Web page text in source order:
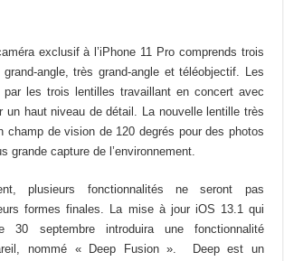
exclusif à l’iPhone 11 Pro comprends trois
angle, très grand-angle et téléobjectif. Les
les trois lentilles travaillant en concert avec
un haut niveau de détail. La nouvelle lentille très
champ de vision de 120 degrés pour des photos
grande capture de l’environnement.
plusieurs fonctionnalités ne seront pas
formes finales. La mise à jour iOS 13.1 qui
30 septembre introduira une fonctionnalité
nommé « Deep Fusion ». Deep est un